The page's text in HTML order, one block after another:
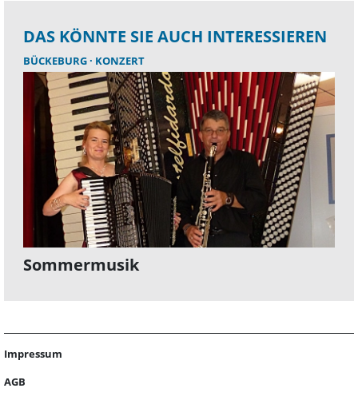
DAS KÖNNTE SIE AUCH INTERESSIEREN
BÜCKEBURG KONZERT
Sommermusik
Impressum
AGB